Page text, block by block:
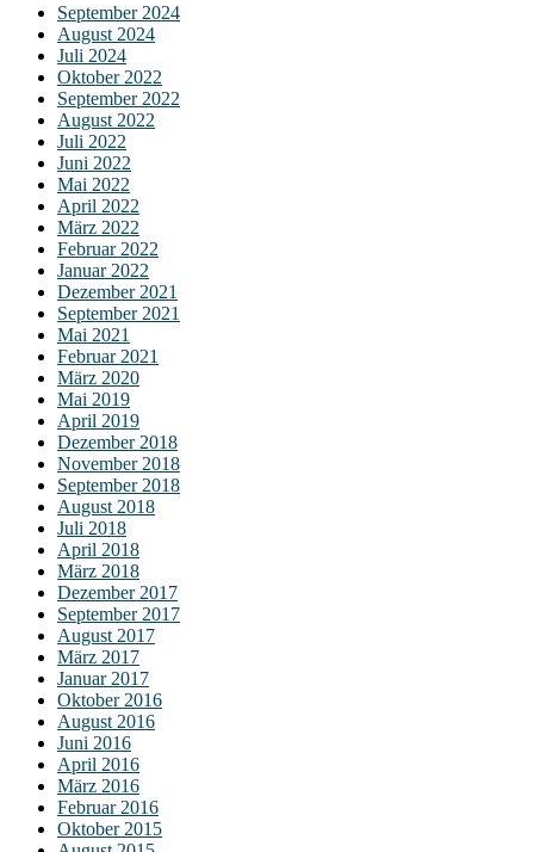
September 2024
August 2024
Juli 2024
Oktober 2022
September 2022
August 2022
Juli 2022
Juni 2022
Mai 2022
April 2022
März 2022
Februar 2022
Januar 2022
Dezember 2021
September 2021
Mai 2021
Februar 2021
März 2020
Mai 2019
April 2019
Dezember 2018
November 2018
September 2018
August 2018
Juli 2018
April 2018
März 2018
Dezember 2017
September 2017
August 2017
März 2017
Januar 2017
Oktober 2016
August 2016
Juni 2016
April 2016
März 2016
Februar 2016
Oktober 2015